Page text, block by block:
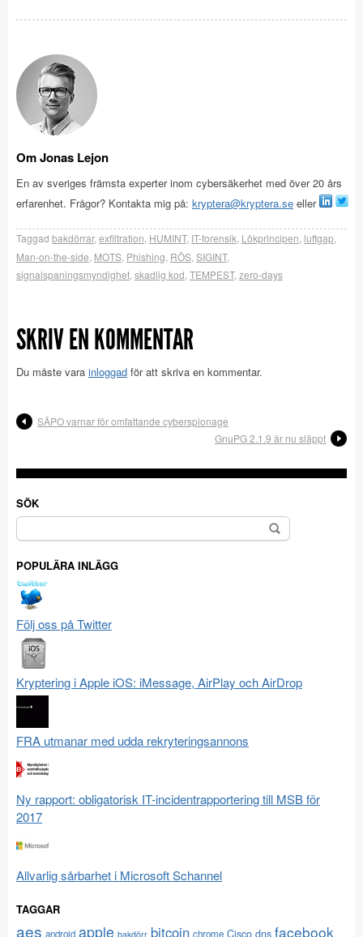
Om Jonas Lejon
En av sveriges främsta experter inom cybersäkerhet med över 20 års
erfarenhet. Frågor? Kontakta mig på: kryptera@kryptera.se eller
Taggad bakdörrar, exfiltration HUMINT, IT-forensik Lökprincipen luftgap
Man-on-the-side MOTS Phishing RÖS SIGINT,
signalspaningsmyndighet skadlig kod TEMPEST, zero-days
SKRIV EN KOMMENTAR
Du måste vara inloggad för att skriva en kommentar.
SÄPO varnar för omfattande cyberspionage
GnuPG 2.1.9 är nu släppt
SÖK
Sök
efter:
POPULÄRA INLÄGG
Följ oss på Twitter
Kryptering i Apple iOS: iMessage, AirPlay och AirDrop
FRA utmanar med udda rekryteringsannons
Ny rapport: obligatorisk IT-incidentrapportering till MSB för
2017
Allvarlig sårbarhet i Microsoft Schannel
TAGGAR
aes android apple bakdörr bitcoin chrome Cisco dns facebook